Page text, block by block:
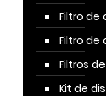
Filtro de
Filtro de
Filtros
Kit de